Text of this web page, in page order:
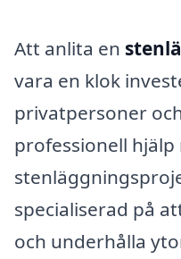
Att anlita en
vara en klok
privatpersoner
professionell hjälp
specialiserad på
och underhålla